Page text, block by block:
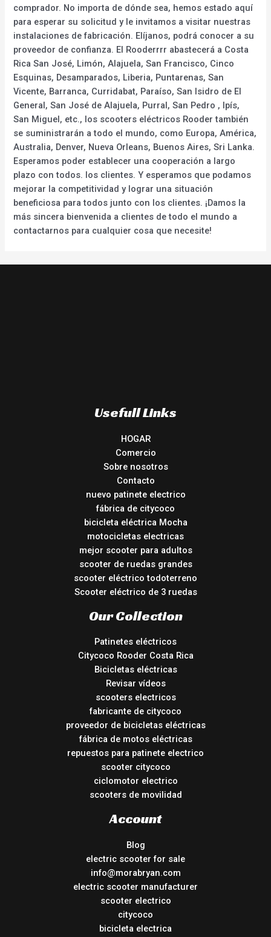
comprador. No importa de dónde sea, hemos estado aquí
para esperar su solicitud y le invitamos a visitar nuestras
instalaciones de fabricación. Elíjanos, podrá conocer a su
proveedor de confianza. El Rooderrrr abastecerá a Costa
Rica San José, Limón, Alajuela, San Francisco, Cinco
Esquinas, Desamparados, Liberia, Puntarenas, San
Vicente, Barranca, Curridabat, Paraíso, San Isidro de El
General, San José de Alajuela, Purral, San Pedro , Ipís,
San Miguel, etc., los scooters eléctricos Rooder también
se suministrarán a todo el mundo, como Europa, América,
Australia, Denver, Nueva Orleans, Buenos Aires, Sri Lanka.
Esperamos poder establecer una cooperación a largo
plazo con todos. los clientes. Y esperamos que podamos
mejorar la competitividad y lograr una situación
beneficiosa para todos junto con los clientes. ¡Damos la
más sincera bienvenida a clientes de todo el mundo a
contactarnos para cualquier cosa que necesite!
Usefull Links
HOGAR
Comercio
Sobre nosotros
Contacto
nuevo patinete electrico
fábrica de citycoco
bicicleta eléctrica Mocha
motocicletas electricas
mejor scooter para adultos
scooter de ruedas grandes
scooter eléctrico todoterreno
Scooter eléctrico de 3 ruedas
Our Collection
Patinetes eléctricos
Citycoco Rooder Costa Rica
Bicicletas eléctricas
Revisar vídeos
scooters electricos
fabricante de citycoco
proveedor de bicicletas eléctricas
fábrica de motos eléctricas
repuestos para patinete electrico
scooter citycoco
ciclomotor electrico
scooters de movilidad
Account
Blog
electric scooter for sale
info@morabryan.com
electric scooter manufacturer
scooter electrico
citycoco
bicicleta electrica